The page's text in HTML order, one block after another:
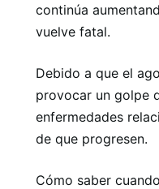
continúa
vuelve fatal.
Debido a que el
provocar un golpe
enfermedades
de que progresen.
Cómo saber